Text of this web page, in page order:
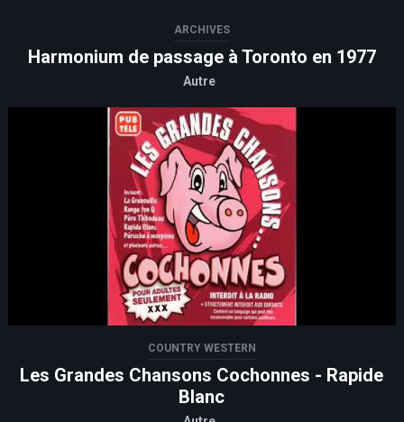
ARCHIVES
Harmonium de passage à Toronto en 1977
Autre
COUNTRY WESTERN
Les Grandes Chansons Cochonnes - Rapide
Blanc